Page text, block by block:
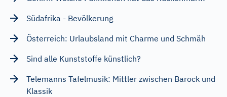
Südafrika - Bevölkerung
Österreich: Urlaubsland mit Charme und Schmäh
Sind alle Kunststoffe künstlich?
Telemanns Tafelmusik: Mittler zwischen Barock und
Klassik